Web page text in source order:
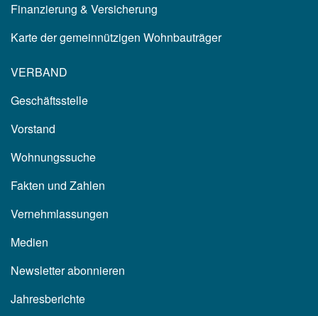
Finanzierung & Versicherung
Karte der gemeinnützigen Wohnbauträger
VERBAND
Geschäftsstelle
Vorstand
Wohnungssuche
Fakten und Zahlen
Vernehmlassungen
Medien
Newsletter abonnieren
Jahresberichte